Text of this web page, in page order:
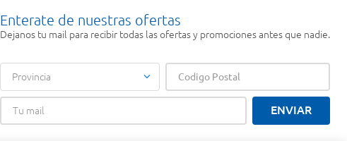
Enterate de nuestras ofertas
Dejanos tu mail para recibir todas las ofertas y promociones antes que nadie.
Provincia
ENVIAR